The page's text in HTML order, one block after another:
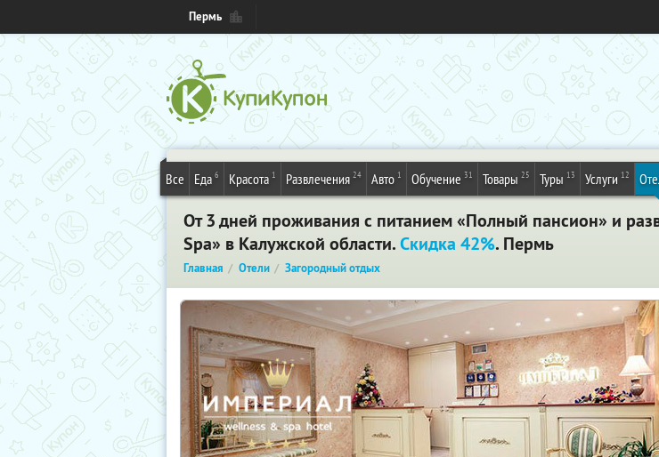
Пермь
Все Еда 6 Красота 1 Развлечения 24 Авто 1 Обучение 31 Товары 25 Туры 13 Услуги 12
От 3 дней проживания с питанием «Полный пансион» и
Spa» в Калужской области.Скидка 42%. Пермь
Главная Отели Загородный отдых